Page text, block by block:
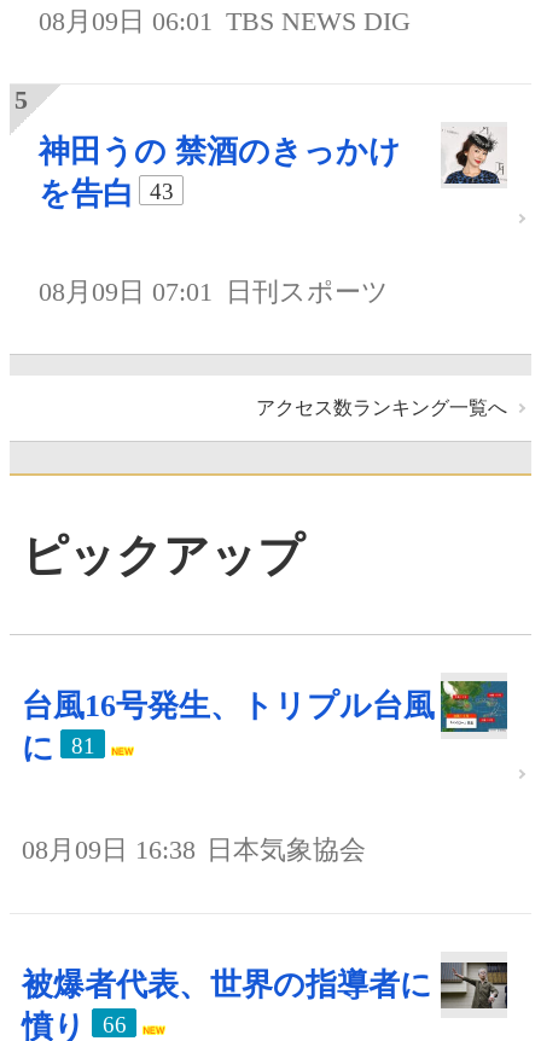
08月09日 06:01 TBS NEWS DIG
神田うの 禁酒のきっかけ
を告白
43
08月09日 07:01 日刊スポーツ
アクセス数ランキング一覧へ
ピックアップ
台風16号発生、トリプル台風
に
81
08月09日 16:38 日本気象協会
被爆者代表、世界の指導者に
憤り
66